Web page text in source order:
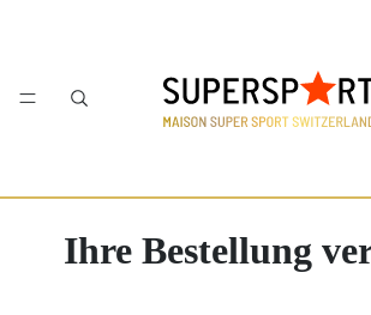
Ihre Bestellung